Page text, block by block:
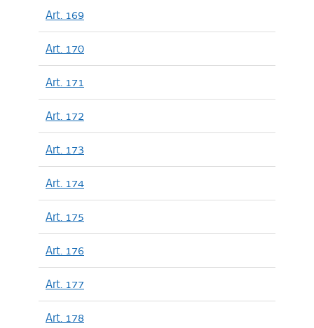
Art. 169
Art. 170
Art. 171
Art. 172
Art. 173
Art. 174
Art. 175
Art. 176
Art. 177
Art. 178